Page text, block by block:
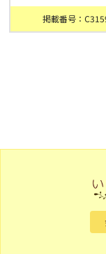
掲載番号：